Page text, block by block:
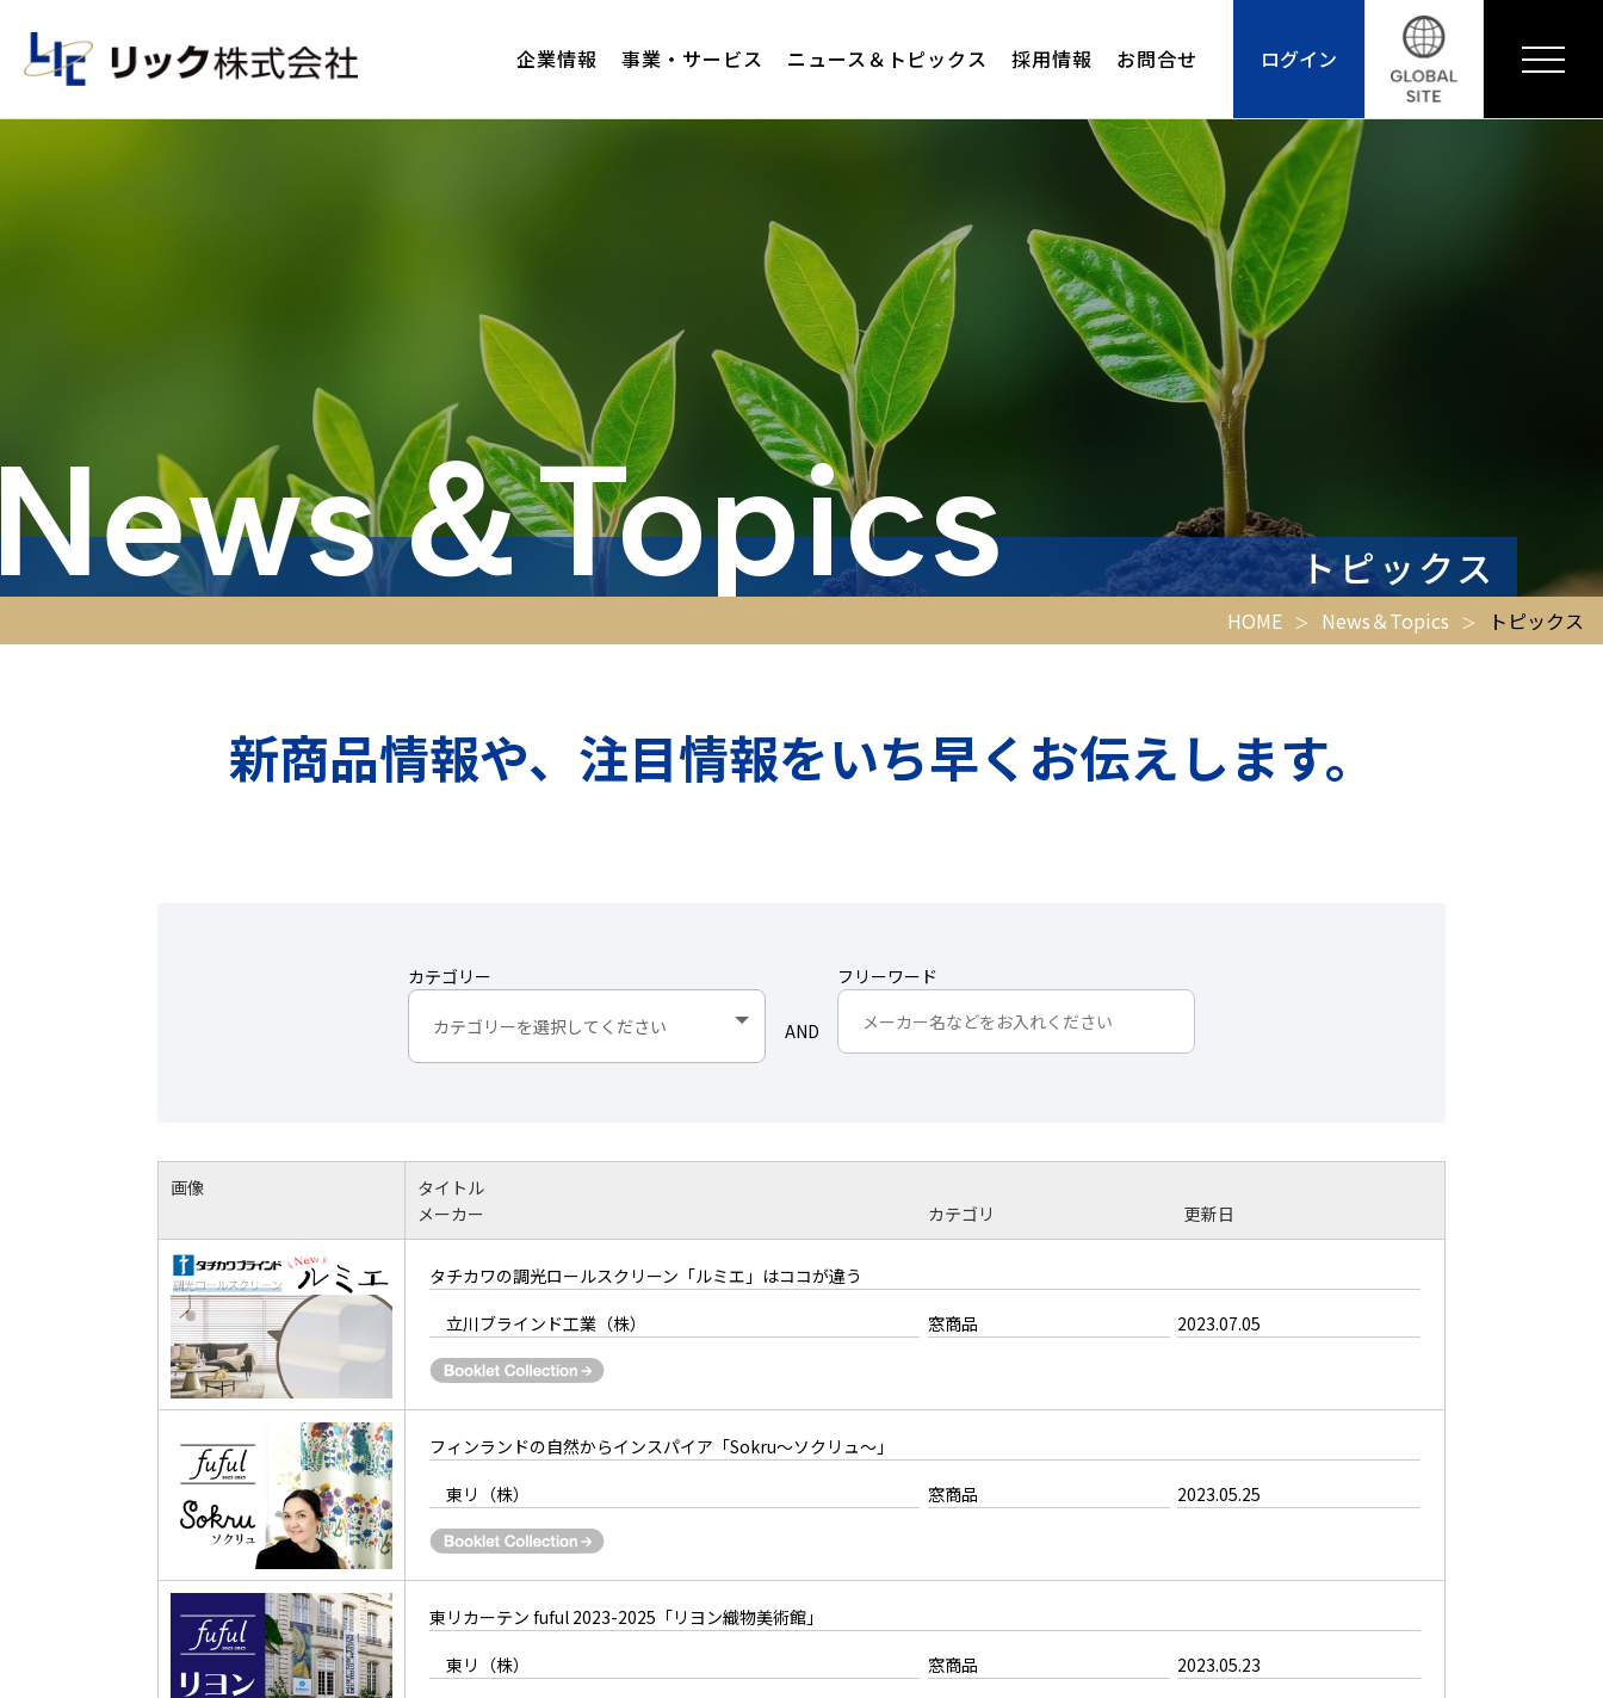
企業情報 事業・サービス ニュース＆トピックス 採用情報 お問合せ ログイン
＆Topics トピックス
HOME News＆Topics トピックス
新商品情報や、注目情報をいち早くお伝えします。
カテゴリー
AND
フリーワード
画像
タイトル
メーカー
カテゴリ 更新日
タチカワの調光ロールスクリーン「ルミエ」はココが違う
立川ブラインド工業（株）
窓商品 2023.07.05
フィンランドの自然からインスパイア「Sokru～ソクリュ～」
東リ（株）
窓商品 2023.05.25
東リカーテン fuful 2023-2025「リヨン織物美術館」
東リ（株）
窓商品 2023.05.23